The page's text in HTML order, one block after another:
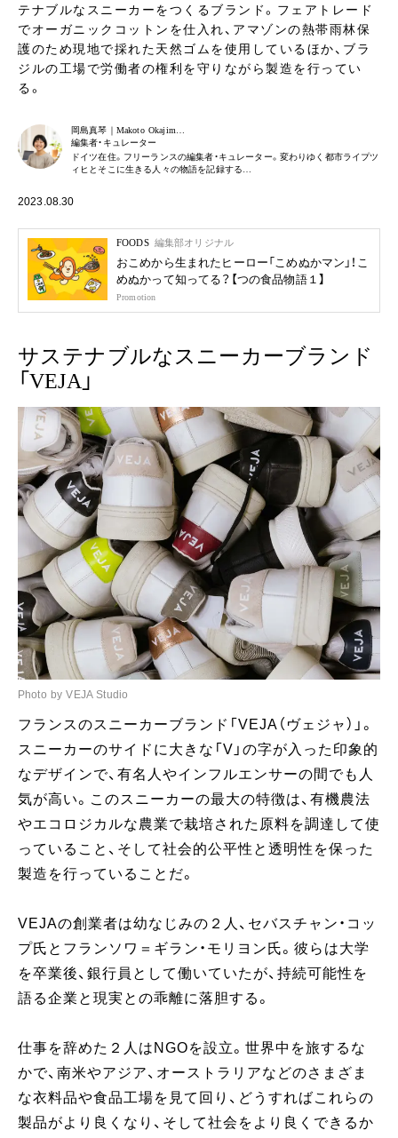
テナブルなスニーカーをつくるブランド。フェアトレード
でオーガニックコットンを仕入れ、アマゾンの熱帯雨林保
護のため現地で採れた天然ゴムを使用しているほか、ブラ
ジルの工場で労働者の権利を守りながら製造を行ってい
る。
岡島真琴｜Makoto Okajim…
編集者・キュレーター
ドイツ在住。フリーランスの編集者・キュレーター。変わりゆく都市ライプツ
ィヒとそこに生きる人々の物語を記録する…
2023.08.30
FOODS 編集部オリジナル
おこめから生まれたヒーロー「こめぬかマン」！こ
めぬかって知ってる？【つの食品物語１】
Promotion
サステナブルなスニーカーブランド
「VEJA」
Photo by VEJA Studio
フランスのスニーカーブランド「VEJA（ヴェジャ）」。
スニーカーのサイドに大きな「V」の字が入った印象的
なデザインで、有名人やインフルエンサーの間でも人
気が高い。このスニーカーの最大の特徴は、有機農法
やエコロジカルな農業で栽培された原料を調達して使
っていること、そして社会的公平性と透明性を保った
製造を行っていることだ。
VEJAの創業者は幼なじみの２人、セバスチャン・コッ
プ氏とフランソワ＝ギラン・モリヨン氏。彼らは大学
を卒業後、銀行員として働いていたが、持続可能性を
語る企業と現実との乖離に落胆する。
仕事を辞めた２人はNGOを設立。世界中を旅するな
かで、南米やアジア、オーストラリアなどのさまざま
な衣料品や食品工場を見て回り、どうすればこれらの
製品がより良くなり、そして社会をより良くできるか